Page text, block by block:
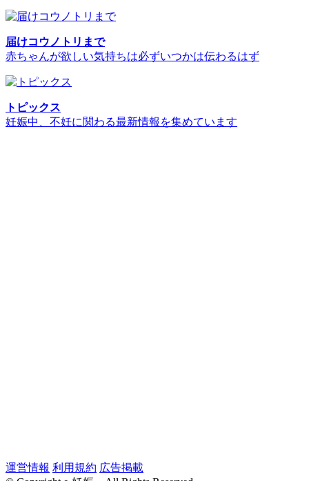
届けコウノトリまで
赤ちゃんが欲しい気持ちは必ずいつかは伝わるはず
トピックス
妊娠中、不妊に関わる最新情報を集めています
運営情報 利用規約 広告掲載